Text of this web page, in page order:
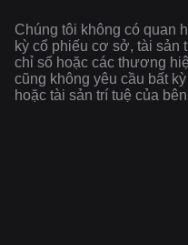
Chúng tôi không có quan
kỳ cổ phiếu cơ sở, tài sản
chỉ số hoặc các thương
cũng không yêu cầu bất
hoặc tài sản trí tuệ của